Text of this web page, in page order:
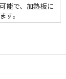
能で、加熱板に
す。